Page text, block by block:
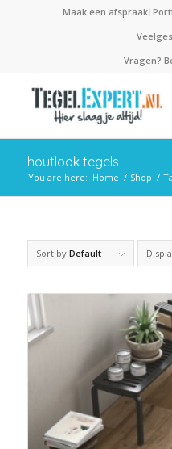
Maak een afspraak
Vragen?
houtlook tegels
You are here: Home / Shop /
Sort by Default